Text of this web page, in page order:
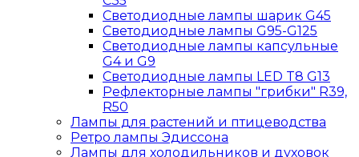
Светодиодные лампы шарик G45
Светодиодные лампы G95-G125
Светодиодные лампы капсульные
G4 и G9
Светодиодные лампы LED T8 G13
Рефлекторные лампы "грибки" R39,
R50
Лампы для растений и птицеводства
Ретро лампы Эдиссона
Лампы для холодильников и духовок